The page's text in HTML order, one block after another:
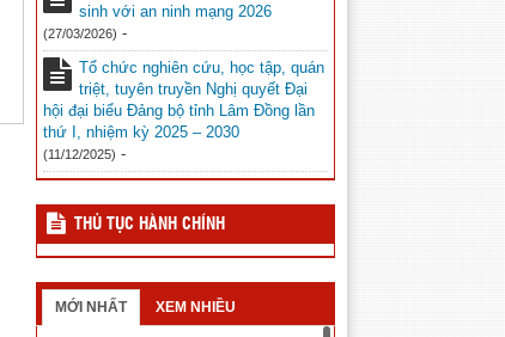
sinh với an ninh mạng 2026
(27/03/2026) -
Tổ chức nghiên cứu, học tập, quán
triệt, tuyên truyền Nghị quyết Đại
hội đại biểu Đảng bộ tỉnh Lâm Đồng lần
thứ I, nhiệm kỳ 2025 – 2030
(11/12/2025) -
THỦ TỤC HÀNH CHÍNH
MỚI NHẤT XEM NHIỀU